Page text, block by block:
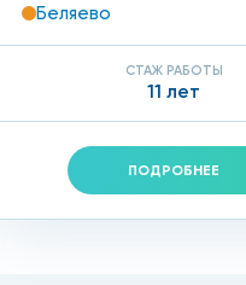
Беляево
СТАЖ РАБОТЫ
11 лет
ПОДРОБНЕЕ